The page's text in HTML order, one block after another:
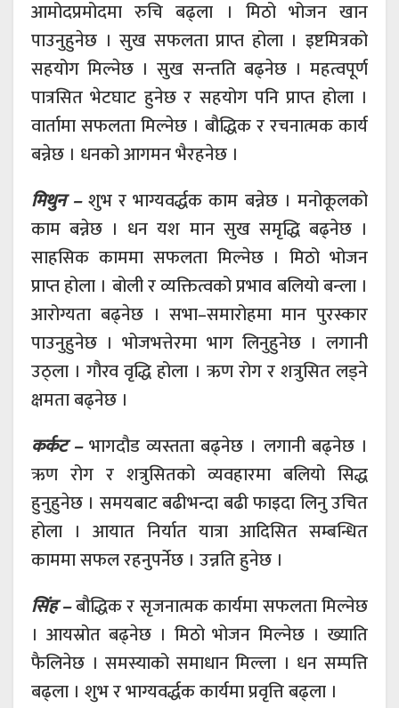
आमोदप्रमोदमा रुचि बढ्ला । मिठो भोजन खान
पाउनुहुनेछ । सुख सफलता प्राप्त होला । इष्टमित्रको
सहयोग मिल्नेछ । सुख सन्तति बढ्नेछ । महत्वपूर्ण
पात्रसित भेटघाट हुनेछ र सहयोग पनि प्राप्त होला ।
वार्तामा सफलता मिल्नेछ । बौद्धिक र रचनात्मक कार्य
बन्नेछ । धनको आगमन भैरहनेछ ।
मिथुन –शुभ र भाग्यवर्द्धक काम बन्नेछ । मनोकूलको
काम बन्नेछ । धन यश मान सुख समृद्धि बढ्नेछ ।
साहसिक काममा सफलता मिल्नेछ । मिठो भोजन
प्राप्त होला । बोली र व्यक्तित्वको प्रभाव बलियो बन्ला ।
आरोग्यता बढ्नेछ । सभा–समारोहमा मान पुरस्कार
पाउनुहुनेछ । भोजभत्तेरमा भाग लिनुहुनेछ । लगानी
उठ्ला । गौरव वृद्धि होला । ऋण रोग र शत्रुसित लड्ने
क्षमता बढ्नेछ ।
कर्कट –भागदौड व्यस्तता बढ्नेछ । लगानी बढ्नेछ ।
ऋण रोग र शत्रुसितको व्यवहारमा बलियो सिद्ध
हुनुहुनेछ । समयबाट बढीभन्दा बढी फाइदा लिनु उचित
होला । आयात निर्यात यात्रा आदिसित सम्बन्धित
काममा सफल रहनुपर्नेछ । उन्नति हुनेछ ।
सिंह –बौद्धिक र सृजनात्मक कार्यमा सफलता मिल्नेछ
। आयस्रोत बढ्नेछ । मिठो भोजन मिल्नेछ । ख्याति
फैलिनेछ । समस्याको समाधान मिल्ला । धन सम्पत्ति
बढ्ला । शुभ र भाग्यवर्द्धक कार्यमा प्रवृत्ति बढ्ला ।